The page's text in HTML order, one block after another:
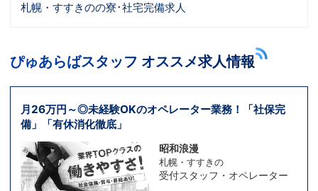
札幌・すすきのの寮･社宅完備求人
ぴゅあらばスタッフ オススメ求人情報
月26万円～◎未経験OKのオペレーター業務！「社保完
備」「有休消化徹底」
昭和浪漫
札幌・すすきの
受付スタッフ・オペレーター